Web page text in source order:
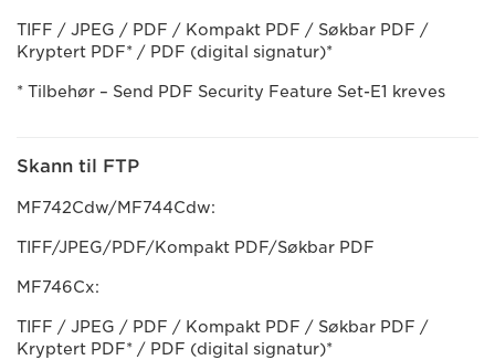
TIFF / JPEG / PDF / Kompakt PDF / Søkbar PDF /
Kryptert PDF* / PDF (digital signatur)*
* Tilbehør – Send PDF Security Feature Set-E1 kreves
Skann til FTP
MF742Cdw/MF744Cdw:
TIFF/JPEG/PDF/Kompakt PDF/Søkbar PDF
MF746Cx:
TIFF / JPEG / PDF / Kompakt PDF / Søkbar PDF /
Kryptert PDF* / PDF (digital signatur)*